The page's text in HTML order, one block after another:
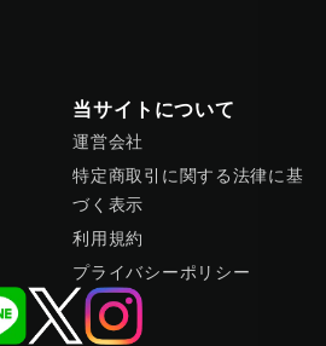
当サイトについて
運営会社
特定商取引に関する法律に基
づく表示
利用規約
プライバシーポリシー